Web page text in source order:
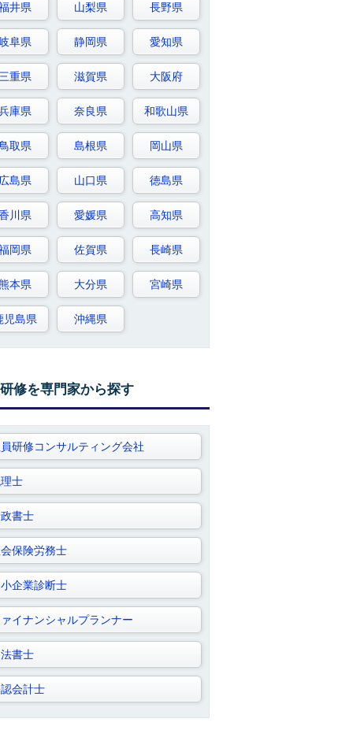
井県 山梨県 長野県
阜県 静岡県 愛知県
重県 滋賀県 大阪府
庫県 奈良県 和歌山県
取県 島根県 岡山県
島県 山口県 徳島県
川県 愛媛県 高知県
岡県 佐賀県 長崎県
本県 大分県 宮崎県
児島県 沖縄県
修を専門家から探す
研修コンサルティング会社
士
書士
保険労務士
企業診断士
イナンシャルプランナー
書士
会計士